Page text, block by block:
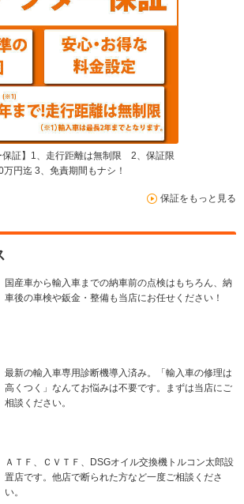
保証】1、走行距離は無制限 2、保証限
円迄 3、免責期間もナシ！
保証をもっと見る
国産車から輸入車までの納車前の点検はもちろん、納
車後の車検や鈑金・整備も当店にお任せください！
最新の輸入車専用診断機導入済み。「輸入車の修理は
高くつく」なんてお悩みは不要です。まずは当店にご
相談ください。
ＡＴＦ、ＣＶＴＦ、DSGオイル交換機トルコン太郎設
置店です。他店で断られた方など一度ご相談くださ
い。